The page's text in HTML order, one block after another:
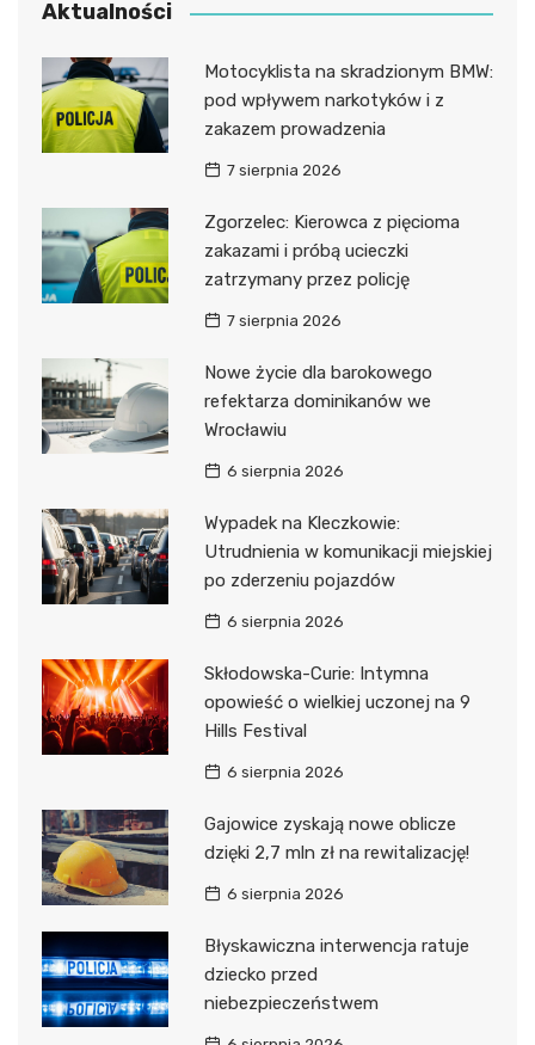
Aktualności
Motocyklista na skradzionym BMW:
pod wpływem narkotyków i z
zakazem prowadzenia
7 sierpnia 2026
Zgorzelec: Kierowca z pięcioma
zakazami i próbą ucieczki
zatrzymany przez policję
7 sierpnia 2026
Nowe życie dla barokowego
refektarza dominikanów we
Wrocławiu
6 sierpnia 2026
Wypadek na Kleczkowie:
Utrudnienia w komunikacji miejskiej
po zderzeniu pojazdów
6 sierpnia 2026
Skłodowska-Curie: Intymna
opowieść o wielkiej uczonej na 9
Hills Festival
6 sierpnia 2026
Gajowice zyskają nowe oblicze
dzięki 2,7 mln zł na rewitalizację!
6 sierpnia 2026
Błyskawiczna interwencja ratuje
dziecko przed
niebezpieczeństwem